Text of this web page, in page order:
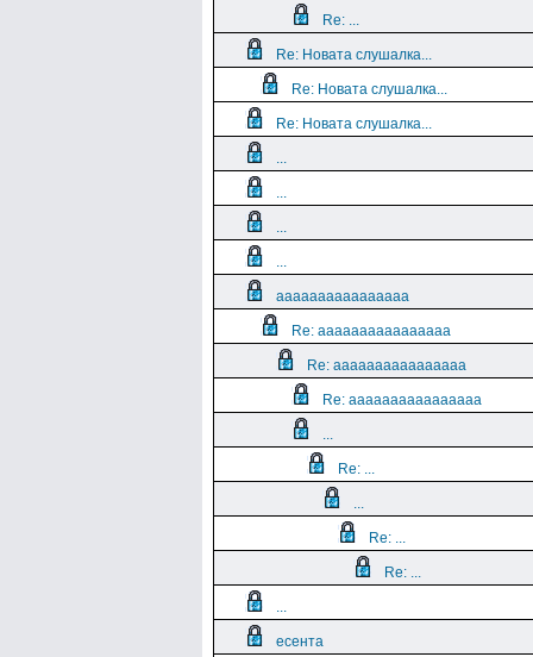
Re: ...
Re: Новата слушалка...
Re: Новата слушалка...
Re: Новата слушалка...
...
...
...
...
aaaaaaaaaaaaaaaa
Re: aaaaaaaaaaaaaaaa
Re: aaaaaaaaaaaaaaaa
Re: aaaaaaaaaaaaaaaa
...
Re: ...
...
Re: ...
Re: ...
...
есента